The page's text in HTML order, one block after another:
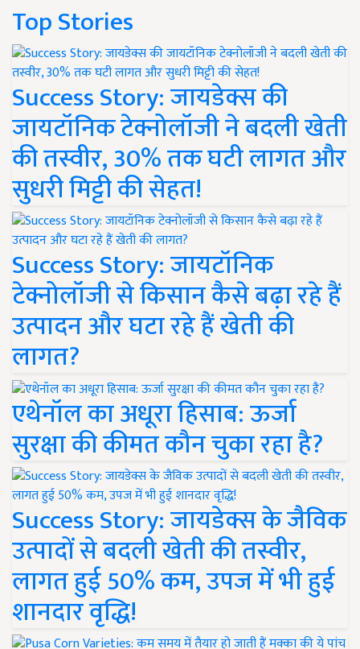
Top Stories
Success Story: जायडेक्स की
जायटॉनिक टेक्नोलॉजी ने बदली खेती
की तस्वीर, 30% तक घटी लागत और
सुधरी मिट्टी की सेहत!
Success Story: जायटॉनिक
टेक्नोलॉजी से किसान कैसे बढ़ा रहे हैं
उत्पादन और घटा रहे हैं खेती की
लागत?
एथेनॉल का अधूरा हिसाब: ऊर्जा
सुरक्षा की कीमत कौन चुका रहा है?
Success Story: जायडेक्स के जैविक
उत्पादों से बदली खेती की तस्वीर,
लागत हुई 50% कम, उपज में भी हुई
शानदार वृद्धि!